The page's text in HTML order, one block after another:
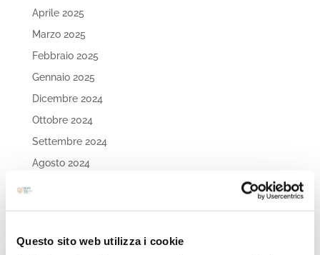
Questo sito web utilizza i cookie
Aprile 2025
Marzo 2025
Febbraio 2025
Gennaio 2025
Dicembre 2024
Ottobre 2024
Settembre 2024
Agosto 2024
Marzo 2024